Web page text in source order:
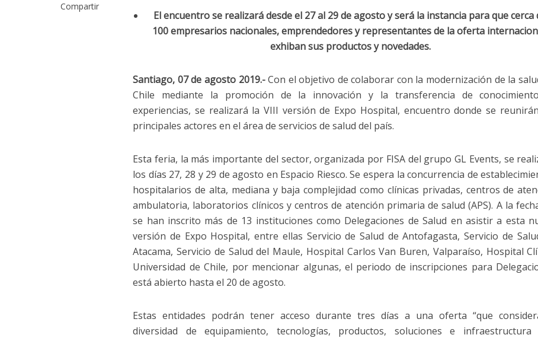
Compartir
El encuentro se realizará desde el 27 al 29 de agosto y será la instancia para que cerca
100 empresarios nacionales, emprendedores y representantes de la oferta
exhiban sus productos y novedades.
Santiago, 07 de agosto 2019.-Con el objetivo de colaborar con la modernización de la
Chile mediante la promoción de la innovación y la transferencia de
experiencias, se realizará la VIII versión de Expo Hospital, encuentro donde se
principales actores en el área de servicios de salud del país.
Esta feria, la más importante del sector, organizada por FISA del grupo GL Events, se
los días 27, 28 y 29 de agosto en Espacio Riesco. Se espera la concurrencia de
hospitalarios de alta, mediana y baja complejidad como clínicas privadas, centros de
ambulatoria, laboratorios clínicos y centros de atención primaria de salud (APS). A la
se han inscrito más de 13 instituciones como Delegaciones de Salud en asistir a esta
versión de Expo Hospital, entre ellas Servicio de Salud de Antofagasta, Servicio de
Atacama, Servicio de Salud del Maule, Hospital Carlos Van Buren, Valparaíso, Hospital
Universidad de Chile, por mencionar algunas, el periodo de inscripciones para
está abierto hasta el 20 de agosto.
Estas entidades podrán tener acceso durante tres días a una oferta “que
diversidad de equipamiento, tecnologías, productos, soluciones e infraestructura